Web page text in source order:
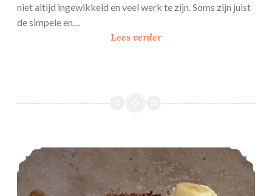
niet altijd ingewikkeld en veel werk te zijn. Soms zijn juist
de simpele en…
Lees verderB
e
s
Banaan slagroomvlaai